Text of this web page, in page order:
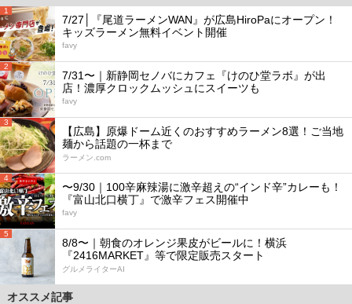
1
7/27│『尾道ラーメンWAN』が広島HiroPaにオープン！
キッズラーメン無料イベント開催
favy
2
7/31〜｜新静岡セノバにカフェ『けのひ堂ラボ』が出
店！濃厚クロックムッシュにスイーツも
favy
3
【広島】原爆ドーム近くのおすすめラーメン8選！ご当地
麺から話題の一杯まで
ラーメン.com
4
〜9/30｜100辛麻辣湯に激辛超えの“インド辛”カレーも！
『富山北口横丁』で激辛フェス開催中
favy
5
8/8〜｜朝食のオレンジ果皮がビールに！横浜
『2416MARKET』等で限定販売スタート
グルメライターAI
オススメ記事